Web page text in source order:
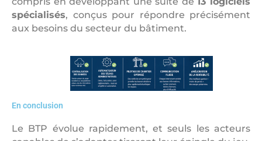
spécialisés, conçus pour répondre précisément
aux besoins du secteur du bâtiment.
En conclusion
Le BTP évolue rapidement, et seuls les acteurs